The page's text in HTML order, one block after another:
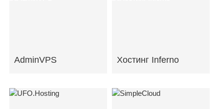
AdminVPS Хостинг Inferno